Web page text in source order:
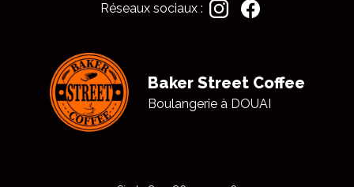
Réseaux sociaux :
Baker Street Coffee
Boulangerie à DOUAI